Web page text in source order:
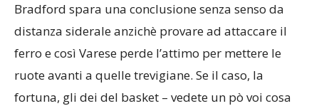
Bradford spara una conclusione senza senso da
distanza siderale anzichè provare ad attaccare il
ferro e così Varese perde l’attimo per mettere le
ruote avanti a quelle trevigiane. Se il caso, la
fortuna, gli dei del basket – vedete un pò voi cosa